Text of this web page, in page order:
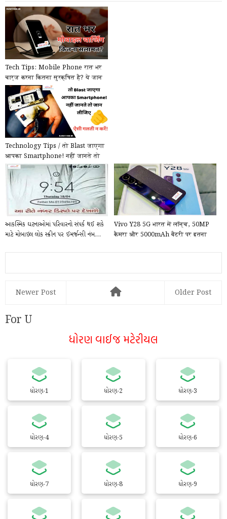
Tech Tips: Mobile Phone रात भर
चार्ज करना कितना सुरक्षित है? ये जान
लें, आपको पछ...
Technology Tips / तो Blast जाएगा
आपका Smartphone! नहीं जानते तो
जान लीजिए, ऐसी ग...
આકસ્મિક ઘટનાઓમાં પરિવારનો સંપર્ક થઈ શકે
માટે મોબાઇલ લોક સ્ક્રીન પર ઈમર્જન્સી નંબ...
Vivo Y28 5G भारत में लॉन्च, 50MP
कैमरा और 5000mAh बैटरी पर इतना
Newer Post Older Post
For U
ધોરણ વાઈજ મટેરીયલ
ધોરણ-1 ધોરણ-2 ધોરણ-3
ધોરણ-4 ધોરણ-5 ધોરણ-6
ધોરણ-7 ધોરણ-8 ધોરણ-9